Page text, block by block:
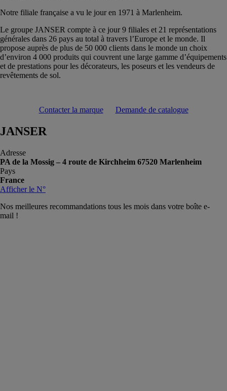
Notre filiale française a vu le jour en 1971 à Marlenheim.
Le groupe JANSER compte à ce jour 9 filiales et 21 représentations
générales dans 26 pays au total à travers l’Europe et le monde. Il
propose auprès de plus de 50 000 clients dans le monde un choix
d’environ 4 000 produits qui couvrent une large gamme d’équipements
et de prestations pour les décorateurs, les poseurs et les vendeurs de
revêtements de sol.
Contacter la marque Demande de catalogue
JANSER
Adresse
PA de la Mossig – 4 route de Kirchheim 67520 Marlenheim
Pays
France
Afficher le N°
Nos meilleures recommandations tous les mois dans votre boîte e-
mail !